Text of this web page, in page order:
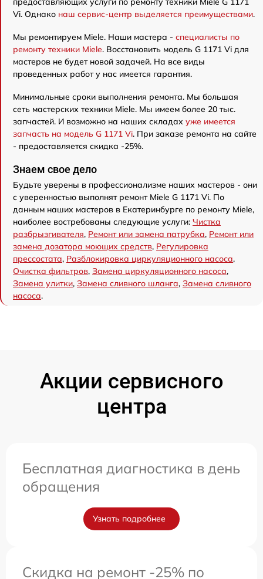
Vi. Однако наш сервис-центр выделяется преимуществами.
Мы ремонтируем Miele. Наши мастера - специалисты по
ремонту техники Miele. Восстановить модель G 1171 Vi для
мастеров не будет новой задачей. На все виды
проведенных работ у нас имеется гарантия.
Минимальные сроки выполнения ремонта. Мы большая
сеть мастерских техники Miele. Мы имеем более 20 тыс.
запчастей. И возможно на наших складах уже имеется
запчасть на модель G 1171 Vi. При заказе ремонта на сайте
- предоставляется скидка -25%.
Знаем свое дело
Будьте уверены в профессионализме наших мастеров - они
с уверенностью выполнят ремонт Miele G 1171 Vi. По
данным наших мастеров в Екатеринбурге по ремонту Miele,
наиболее востребованы следующие услуги: Чистка
разбрызгивателя, Ремонт или замена патрубка, Ремонт или
замена дозатора моющих средств, Регулировка
прессостата, Разблокировка циркуляционного насоса,
Очистка фильтров, Замена циркуляционного насоса,
Замена улитки, Замена сливного шланга, Замена сливного
насоса.
Акции сервисного
центра
Бесплатная диагностика в день
обращения
Узнать подробнее
Скидка на ремонт -25% по